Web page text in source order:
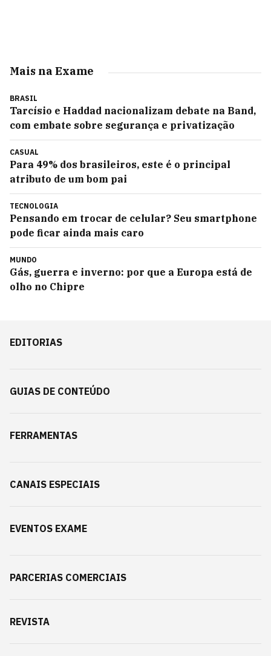
Mais na Exame
BRASIL
Tarcísio e Haddad nacionalizam debate na Band,
com embate sobre segurança e privatização
CASUAL
Para 49% dos brasileiros, este é o principal
atributo de um bom pai
TECNOLOGIA
Pensando em trocar de celular? Seu smartphone
pode ficar ainda mais caro
MUNDO
Gás, guerra e inverno: por que a Europa está de
olho no Chipre
EDITORIAS
GUIAS DE CONTEÚDO
FERRAMENTAS
CANAIS ESPECIAIS
EVENTOS EXAME
PARCERIAS COMERCIAIS
REVISTA